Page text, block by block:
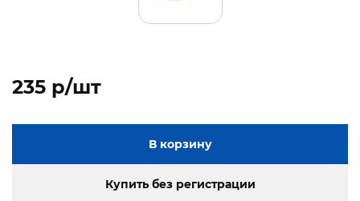
235 p/шт
В корзину
Купить без регистрации